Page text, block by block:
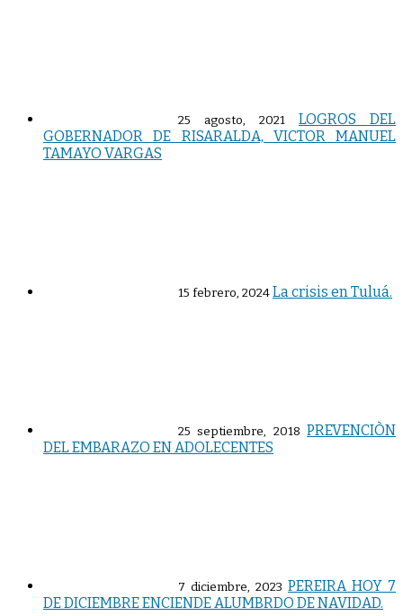
25 agosto, 2021
LOGROS DEL
GOBERNADOR DE RISARALDA, VICTOR MANUEL
TAMAYO VARGAS
15 febrero, 2024La crisis en Tuluá.
25 septiembre, 2018 PREVENCIÒN
DEL EMBARAZO EN ADOLECENTES
7 diciembre, 2023 PEREIRA HOY 7
DE DICIEMBRE ENCIENDE ALUMBRDO DE NAVIDAD.